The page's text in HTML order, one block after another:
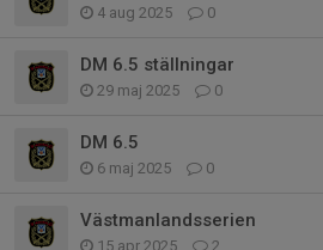
4 aug 2025 0
DM 6.5 ställningar
29 maj 2025 0
DM 6.5
6 maj 2025 0
Västmanlandsserien
15 apr 2025 2